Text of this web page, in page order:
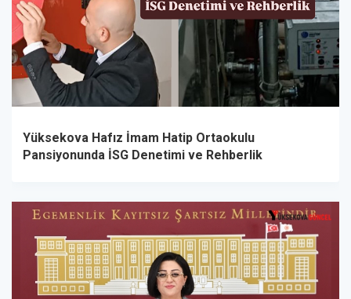
Yüksekova Hafız İmam Hatip Ortaokulu
Pansiyonunda İSG Denetimi ve Rehberlik